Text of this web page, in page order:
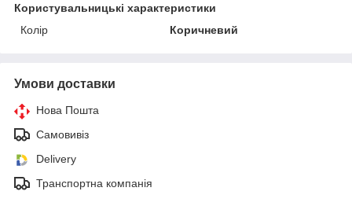
Користувальницькі характеристики
Колір
Коричневий
Умови доставки
Нова Пошта
Самовивіз
Delivery
Транспортна компанія